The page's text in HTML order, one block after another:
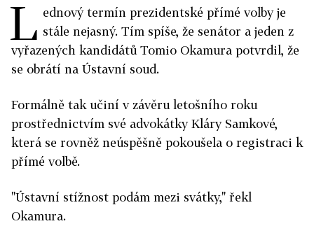
L ednový termín prezidentské přímé volby je
stále nejasný. Tím spíše, že senátor a jeden z
vyřazených kandidátů Tomio Okamura potvrdil, že
se obrátí na Ústavní soud.
Formálně tak učiní v závěru letošního roku
prostřednictvím své advokátky Kláry Samkové,
která se rovněž neúspěšně pokoušela o registraci k
přímé volbě.
"Ústavní stížnost podám mezi svátky," řekl
Okamura.